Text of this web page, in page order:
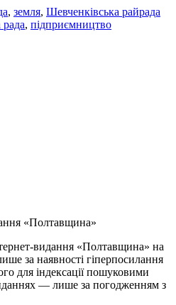
, земля, Шевченківська райрада
рада, підприємництво
«Полтавщина»
видання «Полтавщина» на
за наявності гіперпосилання
для індексації пошуковими
— лише за погодженням з